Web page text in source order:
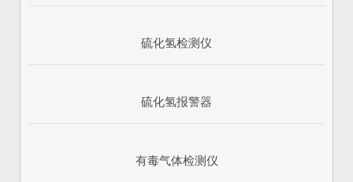
硫化氢检测仪
硫化氢报警器
有毒气体检测仪